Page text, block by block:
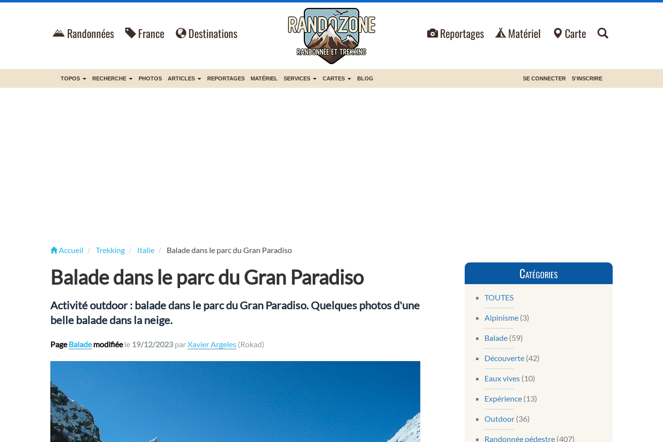
Randonnées France Destinations Reportages Matériel Carte
TOPOS RECHERCHE PHOTOS ARTICLES REPORTAGES MATÉRIEL SERVICES CARTES BLOG SE CONNECTER S'INSCRIRE
Accueil Trekking Italie Balade dans le parc du Gran Paradiso
Balade dans le parc du Gran Paradiso
Activité outdoor : balade dans le parc du Gran Paradiso. Quelques photos d'une
belle balade dans la neige.
PageBalademodifiéele 19/12/2023 parXavier Argeles (Rokad)
Catégories
TOUTES
Alpinisme (3)
Balade (59)
Découverte (42)
Eaux vives (10)
Expérience (13)
Outdoor (36)
Randonnée pédestre (407)